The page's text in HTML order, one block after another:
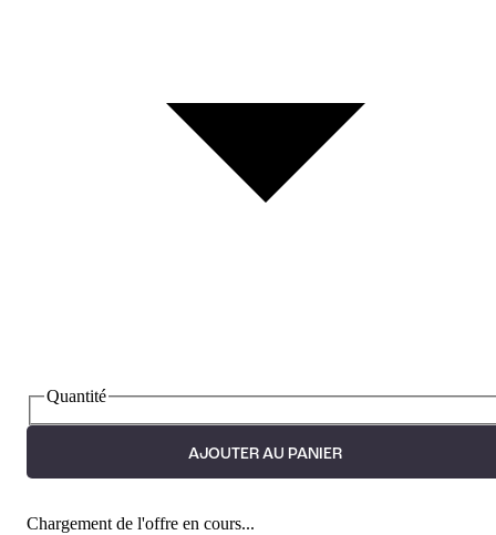
Quantité
AJOUTER AU PANIER
Chargement de l'offre en cours...